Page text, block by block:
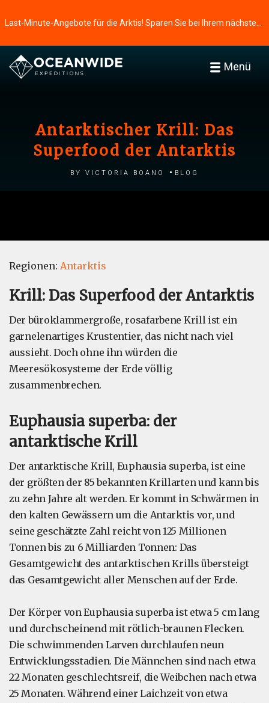
Menü
Antarktischer Krill: Das
Superfood der Antarktis
by Victoria Boano Blog
Regionen: Antarktis
Krill: Das Superfood der Antarktis
Der büroklammergroße, rosafarbene Krill ist ein
garnelenartiges Krustentier, das nicht nach viel
aussieht. Doch ohne ihn würden die
Meeresökosysteme der Erde völlig
zusammenbrechen.
Euphausia superba: der
antarktische Krill
Der antarktische Krill, Euphausia superba, ist eine
der größten der 85 bekannten Krillarten und kann bis
zu zehn Jahre alt werden. Er kommt in Schwärmen in
den kalten Gewässern um die Antarktis vor, und
seine geschätzte Zahl reicht von 125 Millionen
Tonnen bis zu 6 Milliarden Tonnen: Das
Gesamtgewicht des antarktischen Krills übersteigt
das Gesamtgewicht aller Menschen auf der Erde.
Der Körper von Euphausia superba ist etwa 5 cm lang
und durchscheinend mit rötlich-braunen Flecken.
Die schwimmenden Larven durchlaufen neun
Entwicklungsstadien. Die Männchen sind nach etwa
22 Monaten geschlechtsreif, die Weibchen nach etwa
25 Monaten. Während einer Laichzeit von etwa